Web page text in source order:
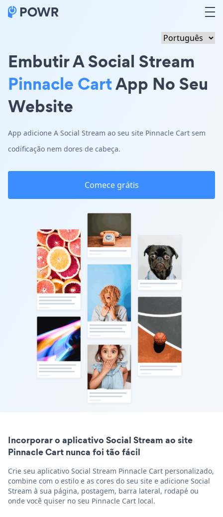
Embutir A Social Stream
Pinnacle CartApp No Seu
Website
App adicione A Social Stream ao seu site Pinnacle Cart sem
codificação nem dores de cabeça.
Comece grátis
Incorporar o aplicativo Social Stream ao site
Pinnacle Cart nunca foi tão fácil
Crie seu aplicativo Social Stream Pinnacle Cart personalizado,
combine com o estilo e as cores do seu site e adicione Social
Stream à sua página, postagem, barra lateral, rodapé ou
onde você quiser no seu Pinnacle Cart local.